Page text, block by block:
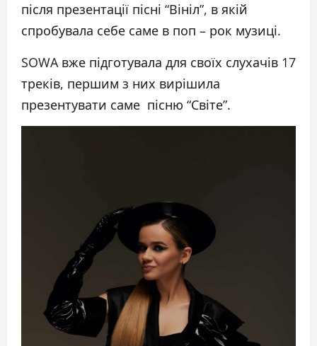
після презентації пісні “Вініл”, в якій
спробувала себе саме в поп – рок музиці.
SOWA вже підготувала для своїх слухачів 17
треків, першим з них вирішила
презентувати саме пісню “Світе”.